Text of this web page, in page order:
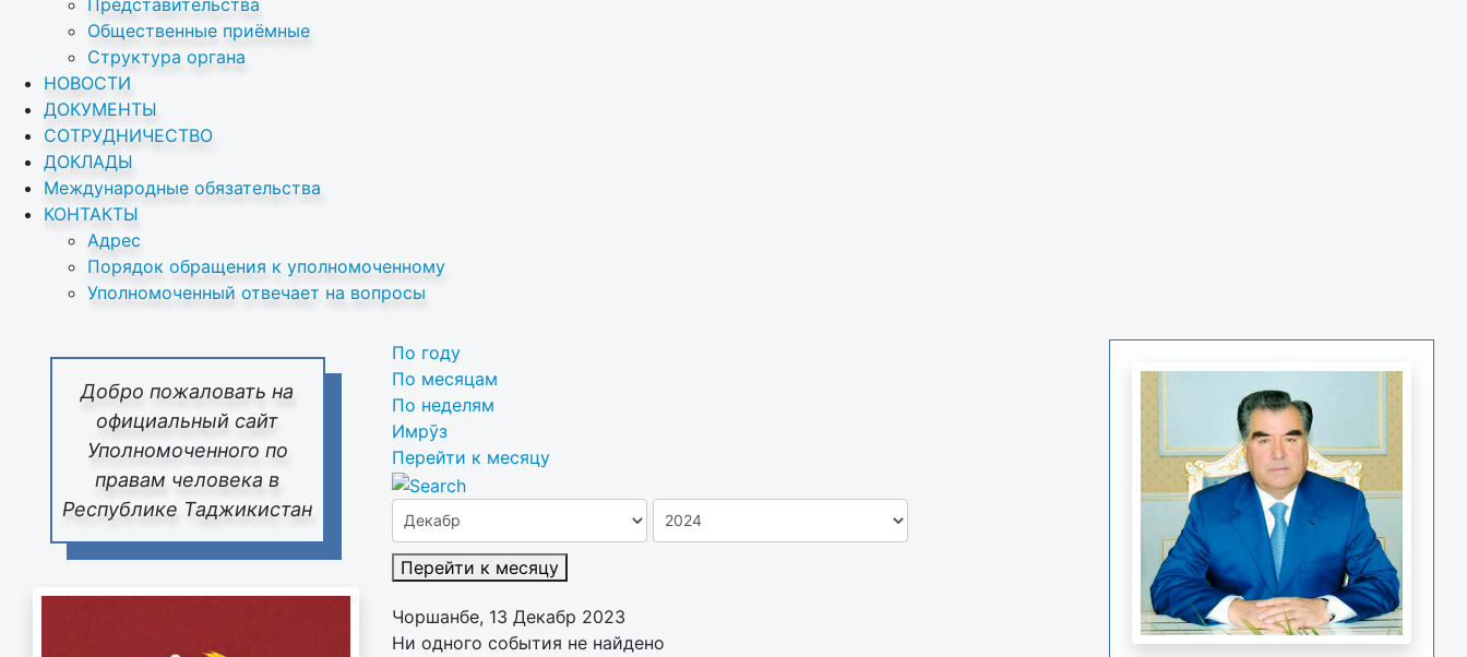
Представительства
Общественные приёмные
Структура органа
НОВОСТИ
ДОКУМЕНТЫ
СОТРУДНИЧЕСТВО
ДОКЛАДЫ
Международные обязательства
КОНТАКТЫ
Адрес
Порядок обращения к уполномоченному
Уполномоченный отвечает на вопросы
Добро пожаловать на
официальный сайт
Уполномоченного по
правам человека в
Республике Таджикистан
По году
По месяцам
По неделям
Имрӯз
Перейти к месяцу
Перейти к месяцу
Чоршанбе, 13 Декабр 2023
Ни одного события не найдено